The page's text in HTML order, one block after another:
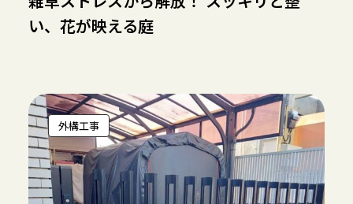
い、花が映える庭
外構工事